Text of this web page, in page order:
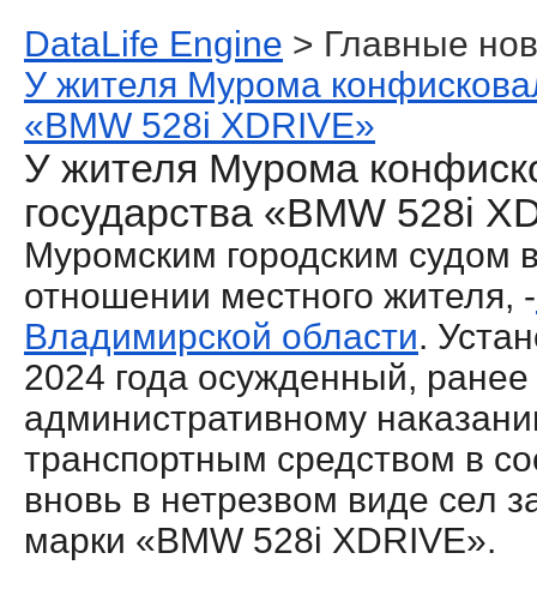
DataLife Engine > Главные
У жителя Мурома
«BMW 528i XDRIVE»
У жителя Мурома
государства «BMW 528i
Муромским городским судом
отношении местного жителя, -
Владимирской области.
2024 года осужденный, ранее
административному
транспортным средством в
вновь в нетрезвом виде сел
марки «BMW 528i XDRIVE».